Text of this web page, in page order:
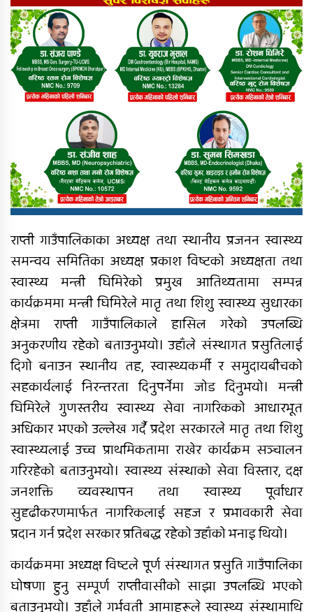
राप्ती गाउँपालिकाका अध्यक्ष तथा स्थानीय प्रजनन स्वास्थ्य
समन्वय समितिका अध्यक्ष प्रकाश विष्टको अध्यक्षता तथा
स्वास्थ्य मन्त्री घिमिरेको प्रमुख आतिथ्यतामा सम्पन्न
कार्यक्रममा मन्त्री घिमिरेले मातृ तथा शिशु स्वास्थ्य सुधारका
क्षेत्रमा राप्ती गाउँपालिकाले हासिल गरेको उपलब्धि
अनुकरणीय रहेको बताउनुभयो। उहाँले संस्थागत प्रसुतिलाई
दिगो बनाउन स्थानीय तह, स्वास्थ्यकर्मी र समुदायबीचको
सहकार्यलाई निरन्तरता दिनुपर्नेमा जोड दिनुभयो। मन्त्री
घिमिरेले गुणस्तरीय स्वास्थ्य सेवा नागरिकको आधारभूत
अधिकार भएको उल्लेख गर्दै प्रदेश सरकारले मातृ तथा शिशु
स्वास्थ्यलाई उच्च प्राथमिकतामा राखेर कार्यक्रम सञ्चालन
गरिरहेको बताउनुभयो। स्वास्थ्य संस्थाको सेवा विस्तार, दक्ष
जनशक्ति व्यवस्थापन तथा स्वास्थ्य पूर्वाधार
सुदृढीकरणमार्फत नागरिकलाई सहज र प्रभावकारी सेवा
प्रदान गर्न प्रदेश सरकार प्रतिबद्ध रहेको उहाँको भनाइ थियो।
कार्यक्रममा अध्यक्ष विष्टले पूर्ण संस्थागत प्रसुति गाउँपालिका
घोषणा हुनु सम्पूर्ण राप्तीवासीको साझा उपलब्धि भएको
बताउनुभयो। उहाँले गर्भवती आमाहरूले स्वास्थ्य संस्थामाथि